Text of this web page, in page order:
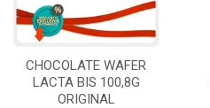
CHOCOLATE WAFER
LACTA BIS 100,8G
ORIGINAL